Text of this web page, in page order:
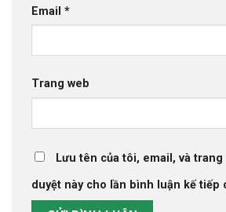
Email *
Trang web
Lưu tên của tôi, email, và
duyệt này cho lần bình luận kế tiếp